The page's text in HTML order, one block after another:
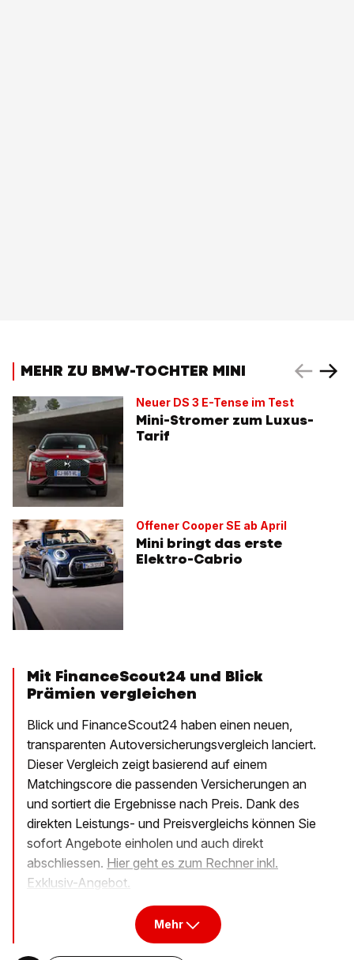
MEHR ZU BMW-TOCHTER MINI
Neuer DS 3 E-Tense im Test
Mini-Stromer zum Luxus-
Tarif
Offener Cooper SE ab April
Mini bringt das erste
Elektro-Cabrio
Mit FinanceScout24 und Blick
Prämien vergleichen
Blick und FinanceScout24 haben einen neuen,
transparenten Autoversicherungsvergleich lanciert.
Dieser Vergleich zeigt basierend auf einem
Matchingscore die passenden Versicherungen an
und sortiert die Ergebnisse nach Preis. Dank des
direkten Leistungs- und Preisvergleichs können Sie
sofort Angebote einholen und auch direkt
abschliessen. Hier geht es zum Rechner inkl.
Exklusiv-Angebot.
Mehr